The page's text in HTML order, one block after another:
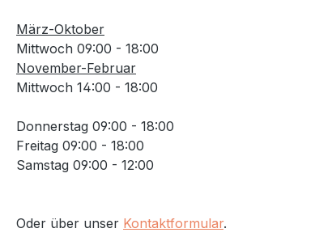
März-Oktober
Mittwoch 09:00 - 18:00
November-Februar
Mittwoch 14:00 - 18:00
Donnerstag 09:00 - 18:00
Freitag 09:00 - 18:00
Samstag 09:00 - 12:00
Oder über unser Kontaktformular.